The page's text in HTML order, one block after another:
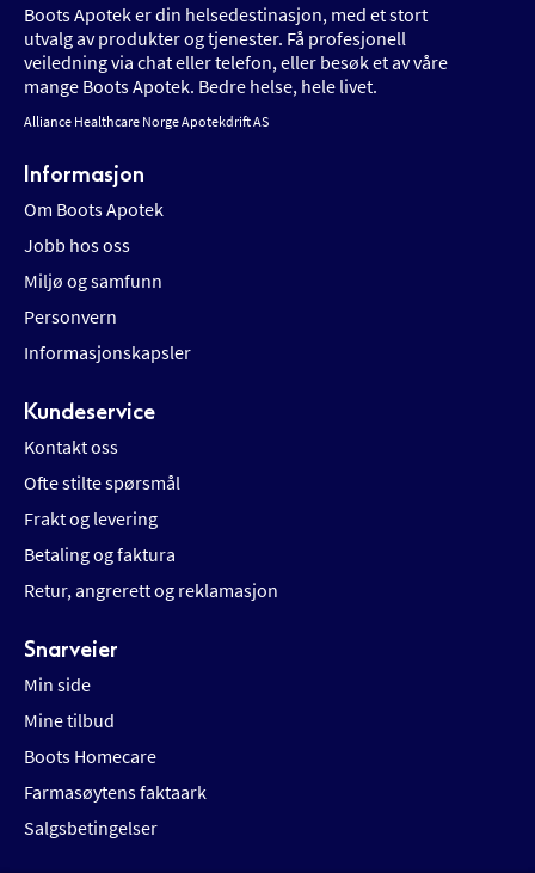
Boots Apotek er din helsedestinasjon, med et stort
utvalg av produkter og tjenester. Få profesjonell
veiledning via chat eller telefon, eller besøk et av våre
mange Boots Apotek. Bedre helse, hele livet.
Alliance Healthcare Norge Apotekdrift AS
Informasjon
Om Boots Apotek
Jobb hos oss
Miljø og samfunn
Personvern
Informasjonskapsler
Kundeservice
Kontakt oss
Ofte stilte spørsmål
Frakt og levering
Betaling og faktura
Retur, angrerett og reklamasjon
Snarveier
Min side
Mine tilbud
Boots Homecare
Farmasøytens faktaark
Salgsbetingelser